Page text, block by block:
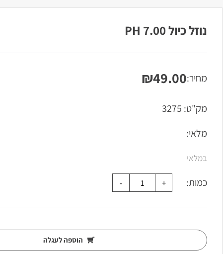
נוזל כיול PH 7.00
מחיר: ₪49.00
מק"ט: 3275
מלאי:
במלאי
כמות:
הוספה לעגלה